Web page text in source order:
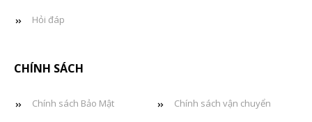
Hỏi đáp
CHÍNH SÁCH
Chính sách Bảo Mật Chính sách vận chuyển